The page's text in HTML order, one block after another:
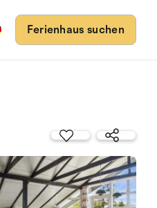
Ferienhaus suchen